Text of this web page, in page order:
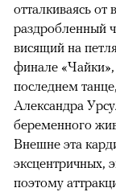
отталкиваясь от
раздробленный
висящий на
финале
последнем
Александра
беременного
Внешне эта
эксцентричных,
поэтому